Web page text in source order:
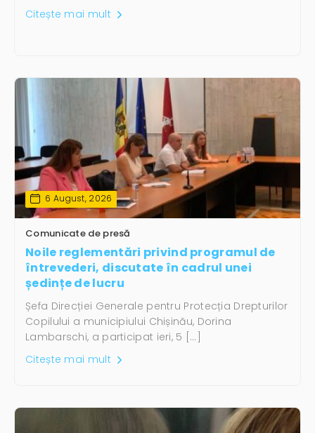
Citește mai mult
6 August, 2026
Comunicate de presă
Noile reglementări privind programul de
întrevederi, discutate în cadrul unei
ședințe de lucru
Șefa Direcției Generale pentru Protecția Drepturilor
Copilului a municipiului Chișinău, Dorina
Lambarschi, a participat ieri, 5 […]
Citește mai mult